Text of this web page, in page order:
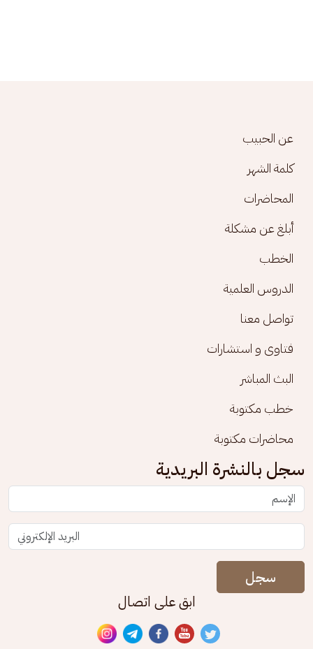
Footer menu
عن الحبيب
كلمة الشهر
المحاضرات
أبلغ عن مشكلة
الخطب
الدروس العلمية
تواصل معنا
فتاوى و استشارات
البث المباشر
خطب مكتوبة
محاضرات مكتوبة
سجل بالنشرة البريدية
سجل
ابق على اتصال